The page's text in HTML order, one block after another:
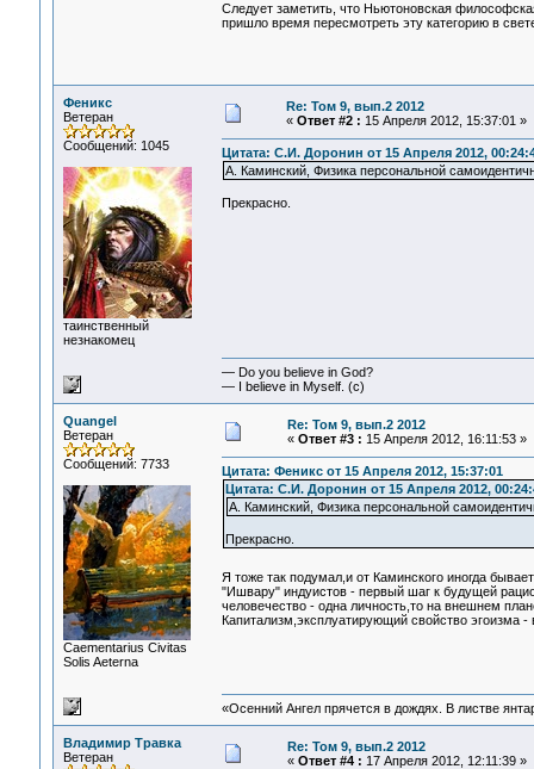
Следует заметить, что Ньютоновская
пришло время пересмотреть эту категорию в
Феникс
Ветеран
Сообщений: 1045
таинственный
незнакомец
Re: Том 9, вып.2 2012
« Ответ #2 : 15 Апреля 2012, 15:37:01 »
Цитата: С.И. Доронин от 15 Апреля 2012,
А. Каминский, Физика персональной
Прекрасно.
— Do you believe in God?
— I believe in Myself. (c)
Quangel
Ветеран
Сообщений: 7733
Сaementarius Civitas
Solis Aeterna
Re: Том 9, вып.2 2012
« Ответ #3 : 15 Апреля 2012, 16:11:53 »
Цитата: Феникс от 15 Апреля 2012, 15:37:01
Цитата: С.И. Доронин от 15 Апреля 2012,
А. Каминский, Физика персональной
Прекрасно.
Я тоже так подумал,и от Каминского иногда
"Ишвару" индуистов - первый шаг к будущей
человечество - одна личность,то на внешнем
Капитализм,эксплуатирующий свойство эгоизма
«Осенний Ангел прячется в дождях. В листве
Владимир Травка
Ветеран
Re: Том 9, вып.2 2012
« Ответ #4 : 17 Апреля 2012, 12:11:39 »